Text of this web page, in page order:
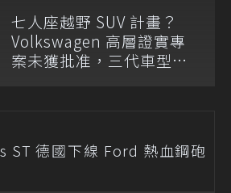
七人座越野 SUV 計畫？
Volkswagen 高層證實專
案未獲批准，三代車型不
ST 德國下線 Ford 熱血鋼砲